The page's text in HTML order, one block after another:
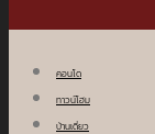
คอนโด
ทาวน์โฮม
บ้านเดี่ยว